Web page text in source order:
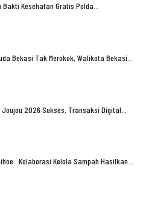
Bakti Kesehatan Gratis Polda…
Bekasi Tak Merokok, Walikota Bekasi…
2026 Sukses, Transaksi Digital…
: Kolaborasi Kelola Sampah Hasilkan…